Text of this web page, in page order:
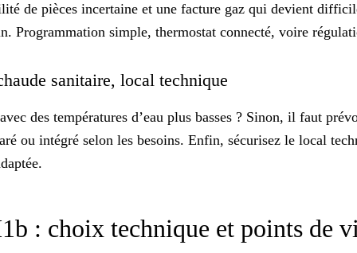
de pièces incertaine et une facture gaz qui devient
Programmation simple, thermostat connecté, voire
sanitaire, local technique
des températures d’eau plus basses ? Sinon, il faut
ou intégré selon les besoins. Enfin, sécurisez le local
: choix technique et points de